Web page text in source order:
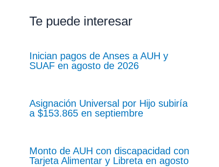
Te puede interesar
Inician pagos de Anses a AUH y
SUAF en agosto de 2026
Asignación Universal por Hijo subiría
a $153.865 en septiembre
Monto de AUH con discapacidad con
Tarjeta Alimentar y Libreta en agosto